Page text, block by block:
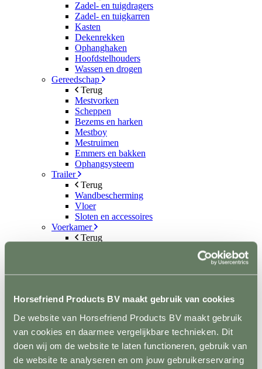
Horsefriend Products BV maakt gebruik van cookies
De website van Horsefriend Products BV maakt gebruik
van cookies en daarmee vergelijkbare technieken. Dit
doen wij om de website te laten functioneren, gebruik van
de website te analyseren en om jouw gebruikerservaring
Zadel- en tuigdragers
Zadel- en tuigkarren
Kasten
Dekenrekken
Ophanghaken
Hoofdstelhouders
Wassen en drogen
Gereedschap
Terug
Mestvorken
Scheppen
Bezems en harken
Mestboy
Mestruimen
Emmers en bakken
Ophangsysteem
Trailer
Terug
Wandbescherming
Vloer
Sloten en accessoires
Voerkamer
Terug
Terug
Biologische bestrijding
Elektrische bestrijding
Weide en Paddock
Houten poorten